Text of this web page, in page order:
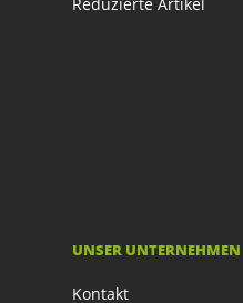
UNSER UNTERNEHMEN
Kontakt